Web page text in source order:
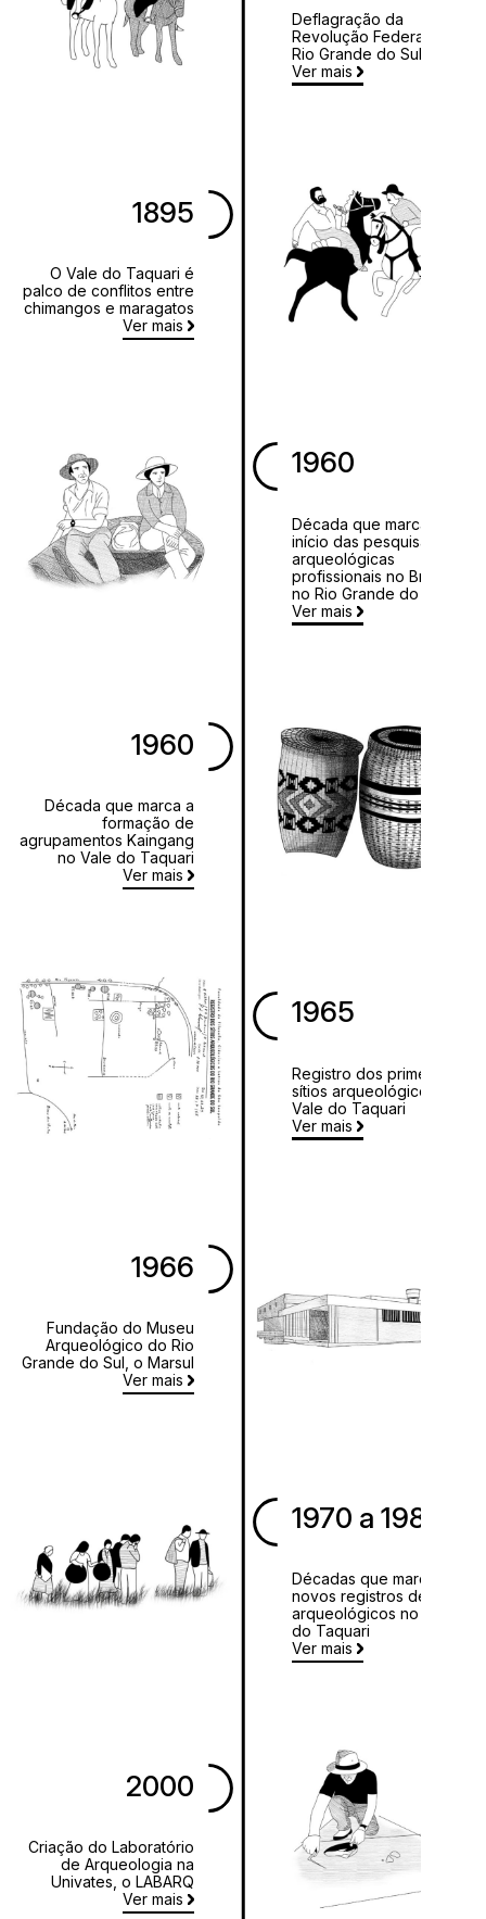
Deflagração da
Revolução Federalista no
Rio Grande do Sul
Ver mais
O Vale do Taquari é
palco de conflitos entre
chimangos e maragatos
Ver mais
1895
Década que marca o
início das pesquisas
arqueológicas
profissionais no Brasil e
no Rio Grande do Sul
Ver mais
1960
Década que marca a
formação de
agrupamentos Kaingang
no Vale do Taquari
Ver mais
1960
Registro dos primeiros
sítios arqueológicos no
Vale do Taquari
Ver mais
1965
Fundação do Museu
Arqueológico do Rio
Grande do Sul, o Marsul
Ver mais
1966
Décadas que marcam
novos registros de sítios
arqueológicos no Vale
do Taquari
Ver mais
1970 a 1980
Criação do Laboratório
de Arqueologia na
Univates, o LABARQ
Ver mais
2000